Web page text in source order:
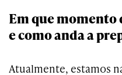
Em que momento
e como anda a
Atualmente, estamos